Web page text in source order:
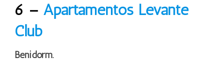
6 – Apartamentos Levante
Club
Benidorm.